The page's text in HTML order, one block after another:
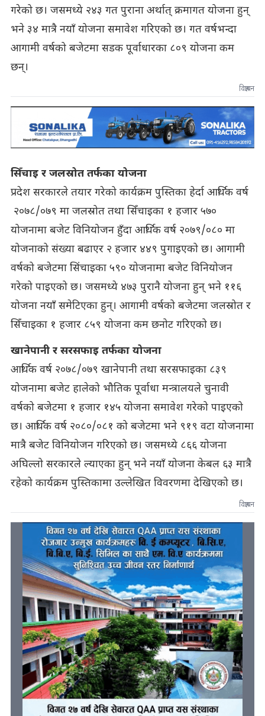
गरेको छ। जसमध्ये २४३ गत पुराना अर्थात् क्रमागत योजना हुन्
भने ३४ मात्रै नयाँ योजना समावेश गरिएको छ। गत वर्षभन्दा
आगामी वर्षको बजेटमा सडक पूर्वाधारका ८०९ योजना कम
छन्।
विज्ञापन
सिँचाइ र जलस्रोत तर्फका योजना
प्रदेश सरकारले तयार गरेको कार्यक्रम पुस्तिका हेर्दा आर्थिक वर्ष
२०७८/०७९ मा जलस्रोत तथा सिँचाइका १ हजार ५७०
योजनामा बजेट विनियोजन हुँदा आर्थिक वर्ष २०७९/०८० मा
योजनाको संख्या बढाएर २ हजार ४४९ पुगाइएको छ। आगामी
वर्षको बजेटमा सिंचाइका ५९० योजनामा बजेट विनियोजन
गरेको पाइएको छ। जसमध्ये ४७३ पुरानै योजना हुन् भने ११६
योजना नयाँ समेटिएका हुन्। आगामी वर्षको बजेटमा जलस्रोत र
सिँचाइका १ हजार ८५९ योजना कम छनोट गरिएको छ।
खानेपानी र सरसफाइ तर्फका योजना
आर्थिक वर्ष २०७८/०७९ खानेपानी तथा सरसफाइका ८३९
योजनामा बजेट हालेको भौतिक पूर्वाधा मन्त्रालयले चुनावी
वर्षको बजेटमा १ हजार १४५ योजना समावेश गरेको पाइएको
छ। आर्थिक वर्ष २०८०/०८१ को बजेटमा भने ९१९ वटा योजनामा
मात्रै बजेट विनियोजन गरिएको छ। जसमध्ये ८६६ योजना
अघिल्लो सरकारले ल्याएका हुन् भने नयाँ योजना केबल ६३ मात्रै
रहेको कार्यक्रम पुस्तिकामा उल्लेखित विवरणमा देखिएको छ।
विज्ञापन